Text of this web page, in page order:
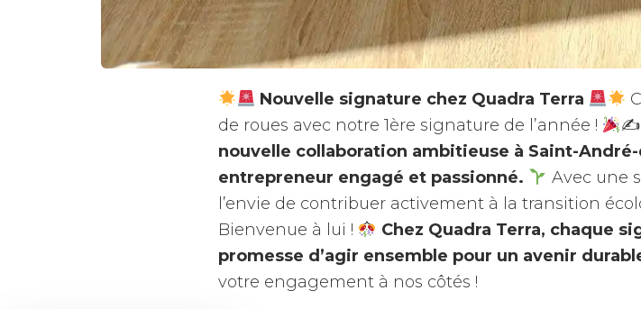
Nouvelle signature chez Quadra Terra
de roues avec notre 1ère signature de l’année !
✍
nouvelle collaboration ambitieuse à Saint-
entrepreneur engagé et passionné.
Avec une
l’envie de contribuer activement à la transition
Bienvenue à lui !
Chez Quadra Terra, chaque
promesse d’agir ensemble pour un avenir
votre engagement à nos côtés !